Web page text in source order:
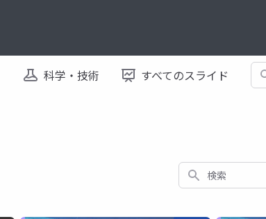
科学・技術 すべてのスライド 検
検索